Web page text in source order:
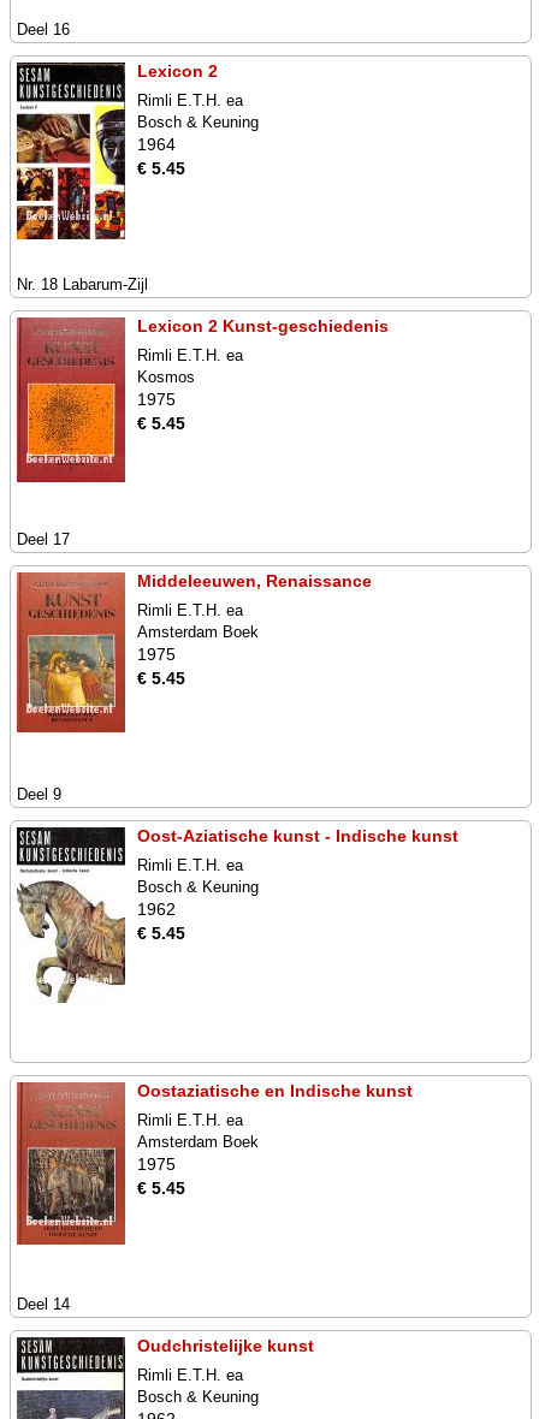
Deel 16
Lexicon 2
Rimli E.T.H. ea
Bosch & Keuning
1964
€ 5.45
Nr. 18 Labarum-Zijl
Lexicon 2 Kunst-geschiedenis
Rimli E.T.H. ea
Kosmos
1975
€ 5.45
Deel 17
Middeleeuwen, Renaissance
Rimli E.T.H. ea
Amsterdam Boek
1975
€ 5.45
Deel 9
Oost-Aziatische kunst - Indische kunst
Rimli E.T.H. ea
Bosch & Keuning
1962
€ 5.45
Oostaziatische en Indische kunst
Rimli E.T.H. ea
Amsterdam Boek
1975
€ 5.45
Deel 14
Oudchristelijke kunst
Rimli E.T.H. ea
Bosch & Keuning